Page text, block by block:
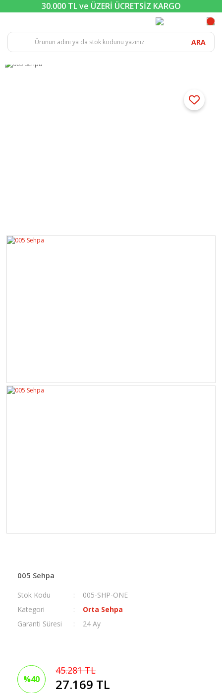
30.000 TL ve ÜZERİ ÜCRETSİZ KARGO
ARA
005 Sehpa
Stok Kodu
005-SHP-ONE
Kategori
Orta Sehpa
Garanti Süresi
24 Ay
%40
45.281 TL
27.169 TL